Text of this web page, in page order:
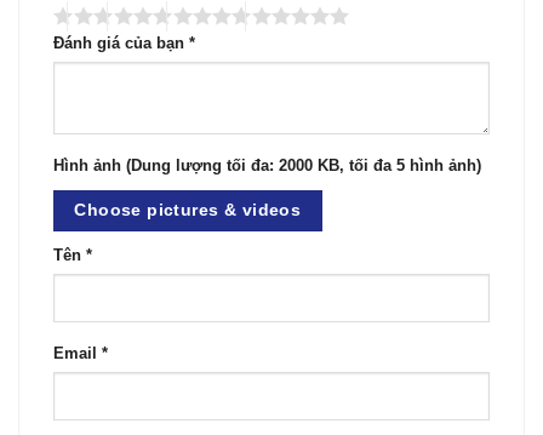
Đánh giá của bạn *
Hình ảnh (Dung lượng tối đa: 2000 KB, tối đa 5 hình ảnh)
Choose pictures & videos
Tên *
Email *